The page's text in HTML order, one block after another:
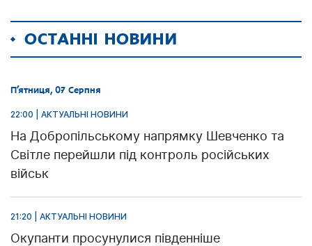
ОСТАННІ НОВИНИ
П’ятниця, 07 Серпня
22:00 | АКТУАЛЬНІ НОВИНИ
На Добропільському напрямку Шевченко та
Світле перейшли під контроль російських
військ
21:20 | АКТУАЛЬНІ НОВИНИ
Окупанти просунулися південніше